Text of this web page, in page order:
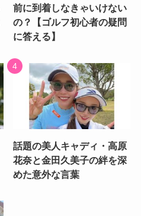
前に到着しなきゃいけない
の？【ゴルフ初心者の疑問
に答える】
話題の美人キャディ・高原
花奈と金田久美子の絆を深
めた意外な言葉